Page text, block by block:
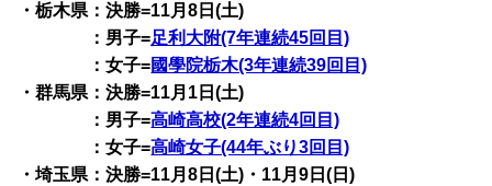
・栃木県：決勝=11月8日(土)
：男子=足利大附(7年連続45回目)
：女子=國學院栃木(3年連続39回目)
・群馬県：決勝=11月1日(土)
：男子=高崎高校(2年連続4回目)
：女子=高崎女子(44年ぶり3回目)
・埼玉県：決勝=11月8日(土)・11月9日(日)